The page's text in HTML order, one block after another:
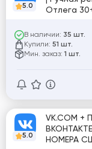
5.0
Отлега
В наличии: 35 шт.
Купили: 51 шт.
Мин. заказ: 1 шт.
5.0
VK.COM +
НОМЕРА